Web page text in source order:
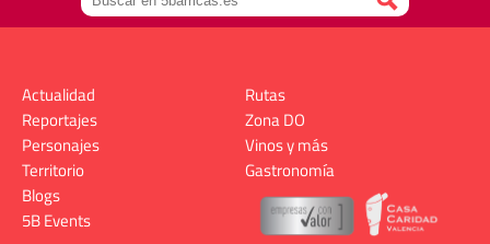
Actualidad
Reportajes
Personajes
Territorio
Rutas
Zona DO
Vinos y más
Gastronomía
Blogs
5B Events